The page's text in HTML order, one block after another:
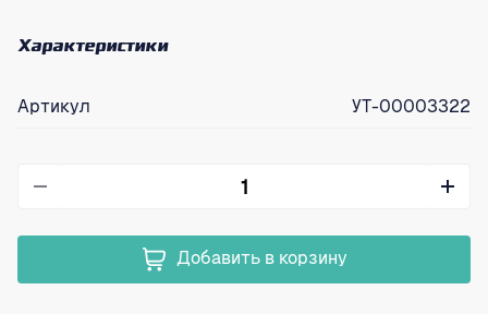
Характеристики
Артикул УТ-00003322
Добавить в корзину